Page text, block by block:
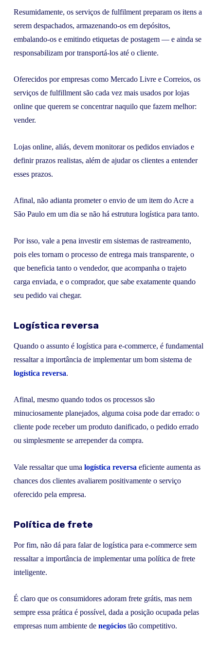
Resumidamente, os serviços de fulfilment preparam os itens a
serem despachados, armazenando-os em depósitos,
embalando-os e emitindo etiquetas de postagem — e ainda se
responsabilizam por transportá-los até o cliente.
Oferecidos por empresas como Mercado Livre e Correios, os
serviços de fulfillment são cada vez mais usados por lojas
online que querem se concentrar naquilo que fazem melhor:
vender.
Lojas online, aliás, devem monitorar os pedidos enviados e
definir prazos realistas, além de ajudar os clientes a entender
esses prazos.
Afinal, não adianta prometer o envio de um item do Acre a
São Paulo em um dia se não há estrutura logística para tanto.
Por isso, vale a pena investir em sistemas de rastreamento,
pois eles tornam o processo de entrega mais transparente, o
que beneficia tanto o vendedor, que acompanha o trajeto
carga enviada, e o comprador, que sabe exatamente quando
seu pedido vai chegar.
Logística reversa
Quando o assunto é logística para e-commerce, é fundamental
ressaltar a importância de implementar um bom sistema de
logística reversa.
Afinal, mesmo quando todos os processos são
minuciosamente planejados, alguma coisa pode dar errado: o
cliente pode receber um produto danificado, o pedido errado
ou simplesmente se arrepender da compra.
Vale ressaltar que uma logística reversa eficiente aumenta as
chances dos clientes avaliarem positivamente o serviço
oferecido pela empresa.
Política de frete
Por fim, não dá para falar de logística para e-commerce sem
ressaltar a importância de implementar uma política de frete
inteligente.
É claro que os consumidores adoram frete grátis, mas nem
sempre essa prática é possível, dada a posição ocupada pelas
empresas num ambiente de negócios tão competitivo.